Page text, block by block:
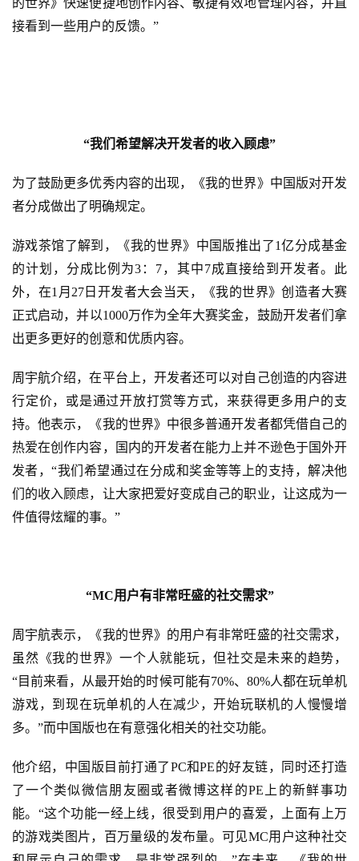
戏
游
戏
2
0
2
5
第
三
届
金
茶
奖
7
日
游
对
上
海
的世界》快速便捷地创作内容、敏捷有效地管理内容，并直
接看到一些用户的反馈。”
“我们希望解决开发者的收入顾虑”
为了鼓励更多优秀内容的出现，《我的世界》中国版对开发
者分成做出了明确规定。
游戏茶馆了解到，《我的世界》中国版推出了1亿分成基金
的计划，分成比例为3：7，其中7成直接给到开发者。此
外，在1月27日开发者大会当天，
《我的世界》创造者大赛
正式启动，并以1000万作为全年大赛奖金，鼓励开发者们拿
出更多更好的创意和优质内容。
周宇航介绍，在平台上，开发者还可以对自己创造的内容进
行定价，或是通过开放打赏等方式，来获得更多用户的支
持。他表示，《我的世界》中很多普通开发者都凭借自己的
热爱在创作内容，国内的开发者在能力上并不逊色于国外开
发者，“我们希望通过在分成和奖金等等上的支持，解决他
们的收入顾虑，让大家把爱好变成自己的职业，让这成为一
件值得炫耀的事。”
“MC用户有非常旺盛的社交需求”
周宇航表示，《我的世界》的用户有非常旺盛的社交需求，
虽然《我的世界》一个人就能玩，但社交是未来的趋势，
“目前来看，从最开始的时候可能有70%、80%人都在玩单机
游戏，到现在玩单机的人在减少，开始玩联机的人慢慢增
多。”而中国版也在有意强化相关的社交功能。
他介绍，中国版目前打通了PC和PE的好友链，同时还打造
了一个类似微信朋友圈或者微博这样的PE上的新鲜事功
能。 “这个功能一经上线，很受到用户的喜爱 ，
上面有上万
的游戏类图片，百万量级的发布量。 可见MC用户这种社交